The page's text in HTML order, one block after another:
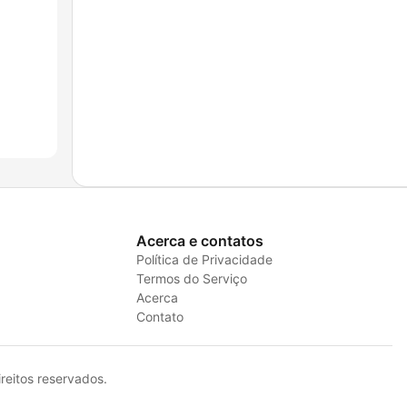
Acerca e contatos
Política de Privacidade
Termos do Serviço
Acerca
Contato
reservados.